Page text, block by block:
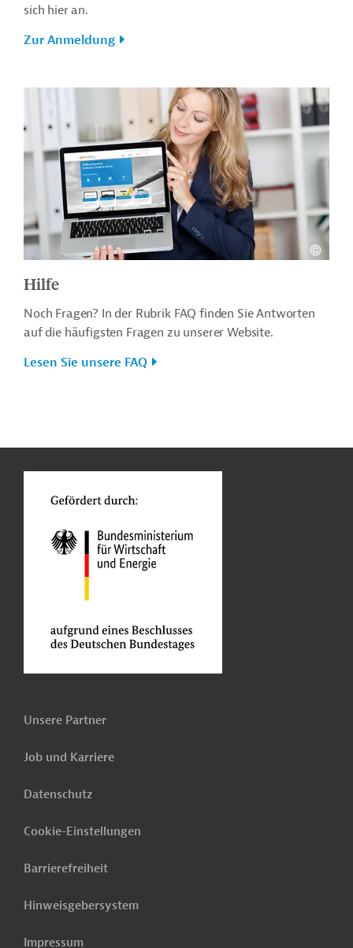
sich hier an.
Zur Anmeldung
Hilfe
Noch Fragen? In der Rubrik FAQ finden Sie Antworten
auf die häufigsten Fragen zu unserer Website.
Lesen Sie unsere FAQ
Unsere Partner
Job und Karriere
Datenschutz
Cookie-Einstellungen
Barrierefreiheit
Hinweisgebersystem
Impressum